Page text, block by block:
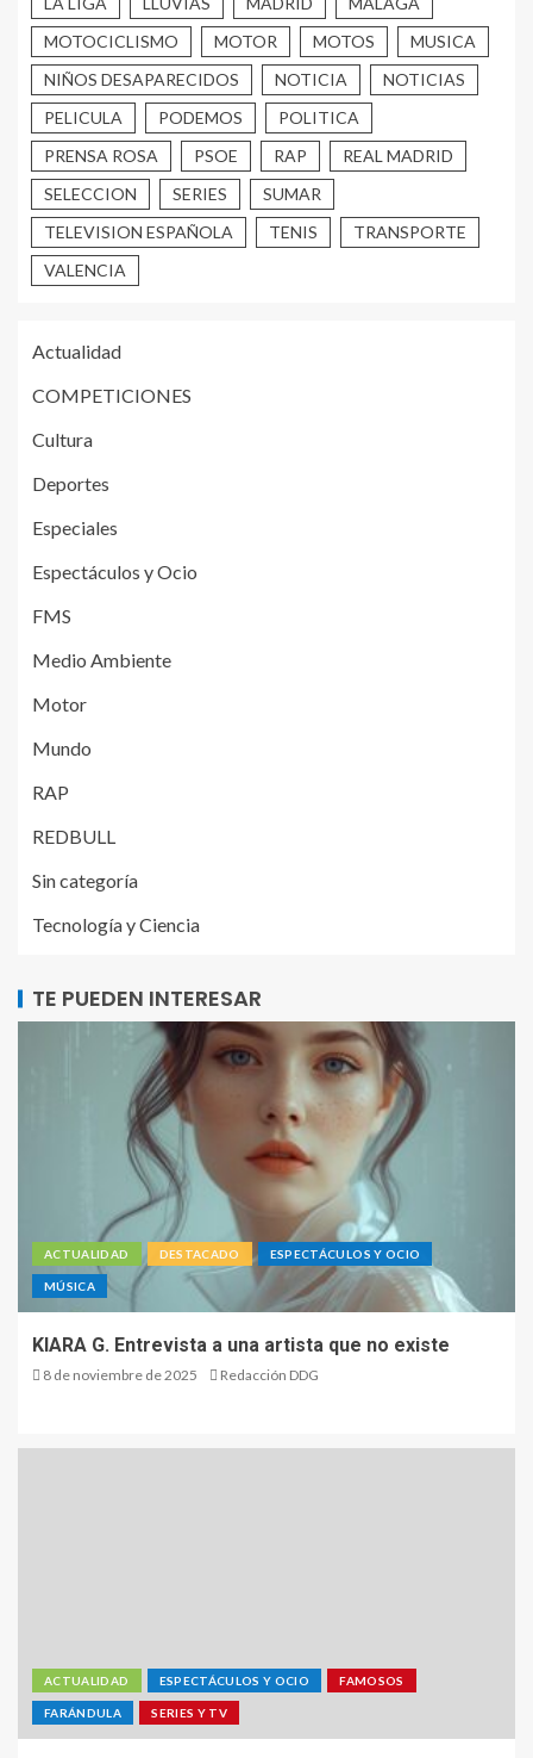
MOTOCICLISMO
MOTOR MOTOS
MUSICA
NIÑOS DESAPARECIDOS
NOTICIA
NOTICIAS
PELICULA
PODEMOS
POLITICA
PRENSA ROSA
PSOE RAP
REAL MADRID
SELECCION
SERIES
SUMAR
TELEVISION ESPAÑOLA
TENIS
TRANSPORTE
VALENCIA
Actualidad
COMPETICIONES
Cultura
Deportes
Especiales
Espectáculos y Ocio
FMS
Medio Ambiente
Motor
Mundo
RAP
REDBULL
Sin categoría
Tecnología y Ciencia
TE PUEDEN INTERESAR
ACTUALIDAD DESTACADO ESPECTÁCULOS Y OCIO
MÚSICA
KIARA G. Entrevista a una artista que no existe
8 de noviembre de 2025 Redacción DDG
ACTUALIDAD ESPECTÁCULOS Y OCIO FAMOSOS
FARÁNDULA SERIES Y TV